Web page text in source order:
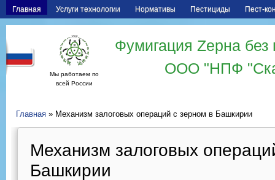
Главная Услуги технологии Нормативы Пестициды Пест-
Мы работаем по
всей России
Фумигация Zерна
ООО "НПФ
Главная » Механизм залоговых операций с зерном в Башкирии
Механизм залоговых
Башкирии